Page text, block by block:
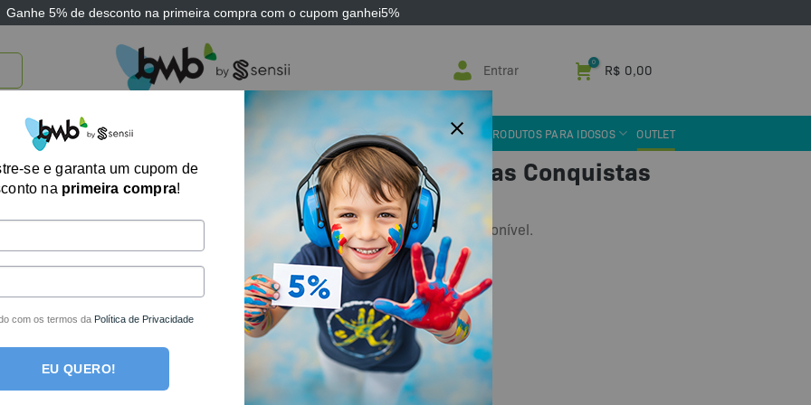
Ganhe 5% de desconto na primeira compra com o cupom ganhei5%
Entrar R$ 0,00
BRINQUEDOS E JOGOS ARK THERAPEUTIC SENSII TECNOLOGIA ASSISTIVA PRODUTOS PARA IDOSOS OUTLET
Imã Avulso para Mural das Conquistas
Este produto está fora de estoque e indisponível.
se e garanta um cupom de
na primeira compra!
com os termos da Política de Privacidade
EU QUERO!